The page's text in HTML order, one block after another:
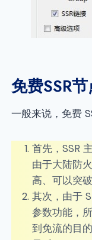
免费SSR
一般来说，免费
首先，SSR
由于大陆防
高、可以突
其次，由于
参数功能，
到免流的目的